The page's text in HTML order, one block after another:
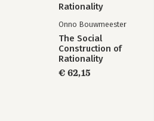
Onno Bouwmeester
The Social
Construction of
Rationality
€ 62,15